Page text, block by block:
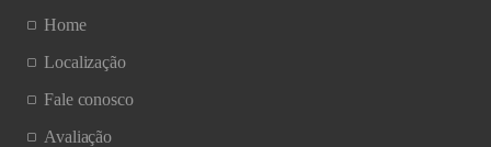
Home
Localização
Fale conosco
Avaliação